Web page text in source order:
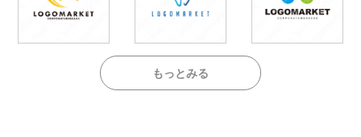
もっとみる